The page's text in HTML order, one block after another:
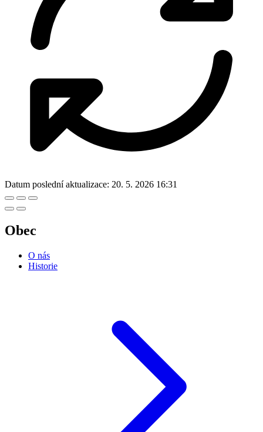
Datum poslední aktualizace: 20. 5. 2026 16:31
Obec
O nás
Historie